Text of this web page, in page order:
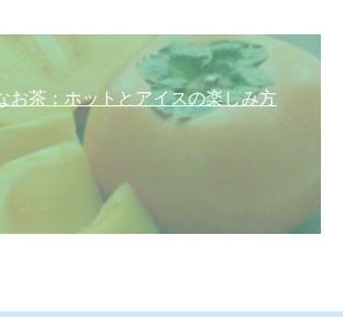
お茶：ホットとアイスの楽しみ方